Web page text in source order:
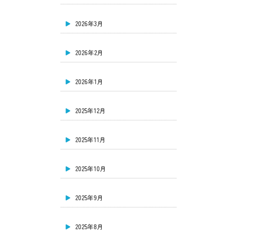
2026年3月
2026年2月
2026年1月
2025年12月
2025年11月
2025年10月
2025年9月
2025年8月